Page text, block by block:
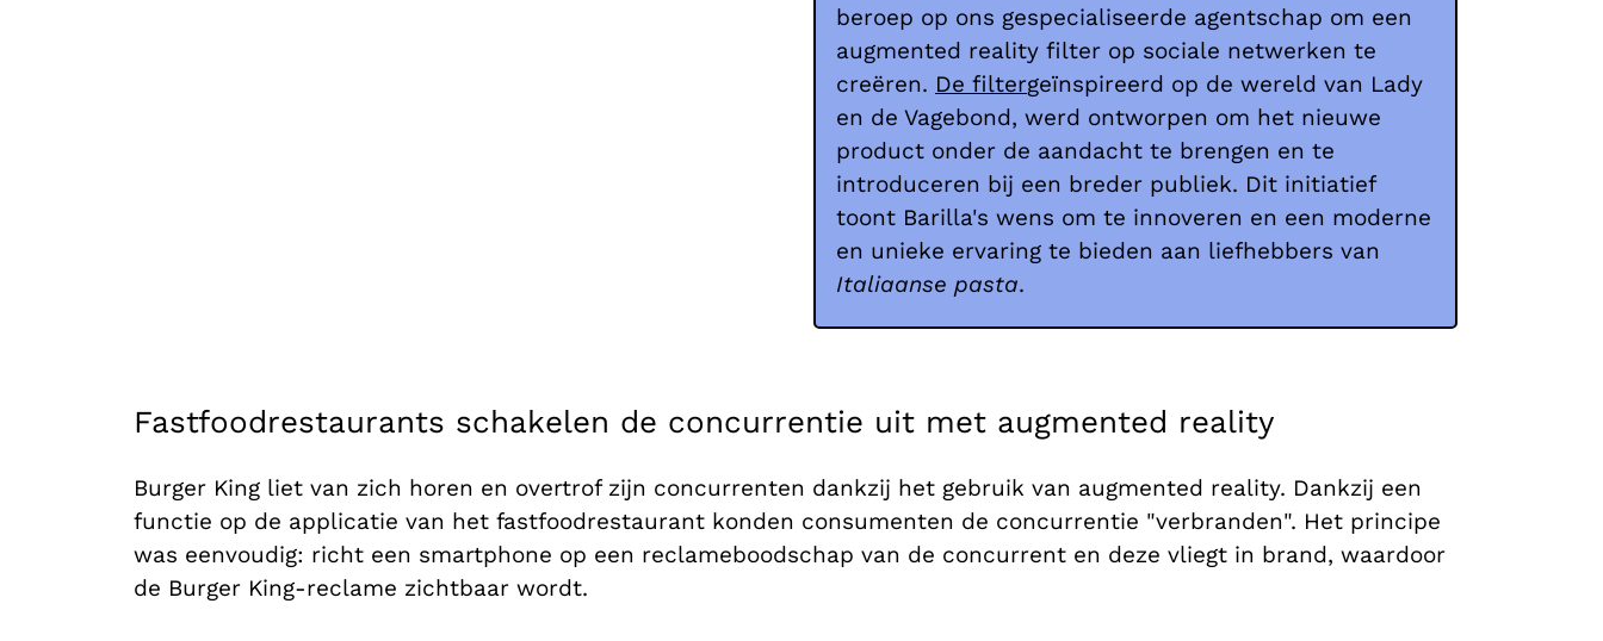
beroep op ons gespecialiseerde agentschap om een
augmented reality filter op sociale netwerken te
creëren. De filtergeïnspireerd op de wereld van Lady
en de Vagebond, werd ontworpen om het nieuwe
product onder de aandacht te brengen en te
introduceren bij een breder publiek. Dit initiatief
toont Barilla's wens om te innoveren en een moderne
en unieke ervaring te bieden aan liefhebbers van
Italiaanse pasta.
Fastfoodrestaurants schakelen de concurrentie uit met augmented reality
Burger King liet van zich horen en overtrof zijn concurrenten dankzij het gebruik van augmented reality. Dankzij een
functie op de applicatie van het fastfoodrestaurant konden consumenten de concurrentie "verbranden". Het principe
was eenvoudig: richt een smartphone op een reclameboodschap van de concurrent en deze vliegt in brand, waardoor
de Burger King-reclame zichtbaar wordt.